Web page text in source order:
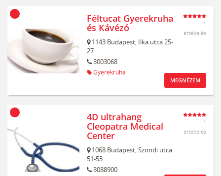
Féltucat Gyerekruha
és Kávézó
1143 Budapest, Ilka utca 25-
27.
3003068
Gyerekruha
1
értékelés
MEGNÉZEM
4D ultrahang
Cleopatra Medical
Center
1068 Budapest,Szondi utca
51-53
3088900
1
értékelés